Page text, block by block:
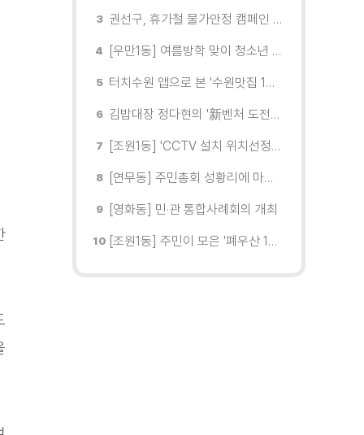
권선구, 휴가철 물가안정 캠페인 전개
[우만1동] 여름방학 맞이 청소년 유해환경 캠페인 실시
터치수원 앱으로 본 '수원맛집 100선'... 장안구 맛집을 찾다
김밥대장 정다현의 '新벤처 도전이야기'
[조원1동] 'CCTV 설치 위치선정협의회' 회의 개최
[연무동] 주민총회 성황리에 마무리
[영화동] 민·관 통합사례회의 개최
[조원1동] 주민이 모은 '폐우산 100개' 수원여대에 1차 전달